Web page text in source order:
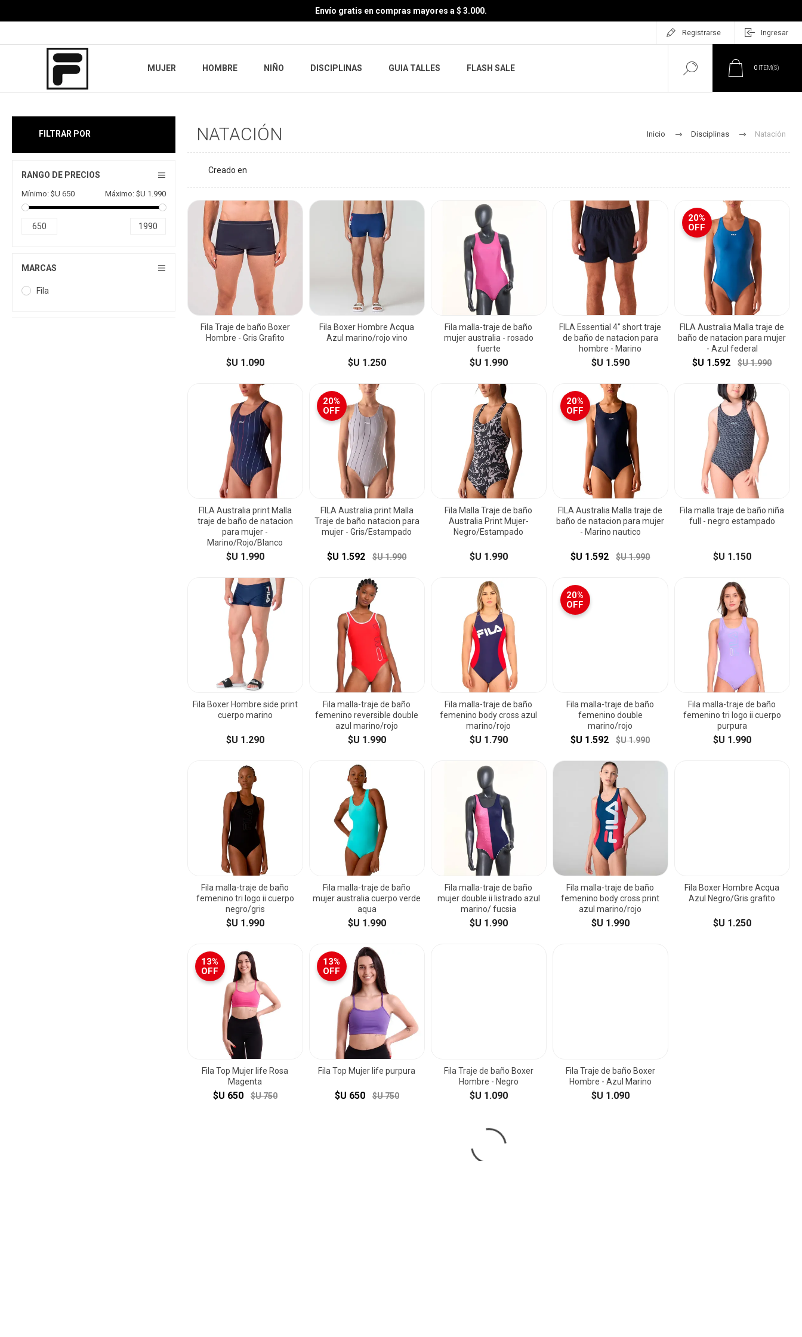
Envío gratis en compras mayores a $ 3.000.
Registrarse Ingresar
MUJER HOMBRE NIÑO DISCIPLINAS GUIA TALLES FLASH SALE 0 ITEM(S)
Inicio Disciplinas Natación
NATACIÓN
Fila Traje de baño Boxer
Hombre - Gris Grafito
$U 1.090
Fila Boxer Hombre Acqua
Azul marino/rojo vino
$U 1.250
Fila malla-traje de baño
mujer australia - rosado
fuerte
$U 1.990
FILA Essential 4" short traje
de baño de natacion para
hombre - Marino
$U 1.590
20%
OFF
FILA Australia Malla traje de
baño de natacion para mujer
- Azul federal
$U 1.592 $U 1.990
FILA Australia print Malla
traje de baño de natacion
para mujer -
Marino/Rojo/Blanco
$U 1.990
20%
OFF
FILA Australia print Malla
Traje de baño natacion para
mujer - Gris/Estampado
$U 1.592 $U 1.990
Fila Malla Traje de baño
Australia Print Mujer-
Negro/Estampado
$U 1.990
20%
OFF
FILA Australia Malla traje de
baño de natacion para mujer
- Marino nautico
$U 1.592 $U 1.990
Fila malla traje de baño niña
full - negro estampado
$U 1.150
Fila Boxer Hombre side print
cuerpo marino
$U 1.290
Fila malla-traje de baño
femenino reversible double
azul marino/rojo
$U 1.990
Fila malla-traje de baño
femenino body cross azul
marino/rojo
$U 1.790
20%
OFF
Fila malla-traje de baño
femenino double
marino/rojo
$U 1.592 $U 1.990
Fila malla-traje de baño
femenino tri logo ii cuerpo
purpura
$U 1.990
Fila malla-traje de baño
femenino tri logo ii cuerpo
negro/gris
$U 1.990
Fila malla-traje de baño
mujer australia cuerpo verde
aqua
$U 1.990
Fila malla-traje de baño
mujer double ii listrado azul
marino/ fucsia
$U 1.990
Fila malla-traje de baño
femenino body cross print
azul marino/rojo
$U 1.990
Fila Boxer Hombre Acqua
Azul Negro/Gris grafito
$U 1.250
13%
OFF
Fila Top Mujer life Rosa
Magenta
$U 650 $U 750
13%
OFF
Fila Top Mujer life purpura
$U 650 $U 750
Fila Traje de baño Boxer
Hombre - Negro
$U 1.090
Fila Traje de baño Boxer
Hombre - Azul Marino
$U 1.090
FILTRAR POR
RANGO DE PRECIOS
Mínimo: $U 650 Máximo: $U 1.990
650 1990
MARCAS
Fila